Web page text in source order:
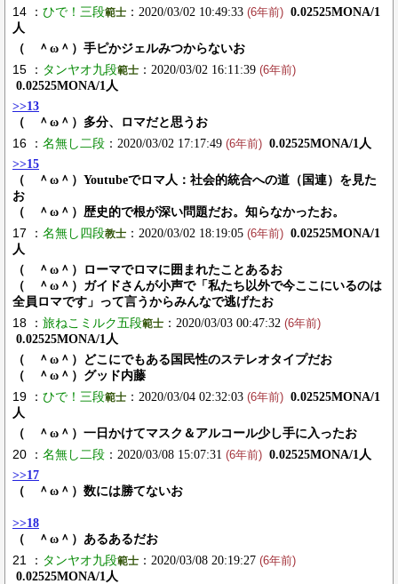
14 ： ひで！三段範士 ：2020/03/02 10:49:33 (6年前) 0.02525MONA/1
人
（ ＾ω＾）手ピかジェルみつからないお
15 ： タンヤオ九段範士 ：2020/03/02 16:11:39 (6年前)
0.02525MONA/1人
>>13
（ ＾ω＾）多分、ロマだと思うお
16 ： 名無し二段 ：2020/03/02 17:17:49 (6年前) 0.02525MONA/1人
>>15
（ ＾ω＾）Youtubeでロマ人：社会的統合への道（国連）を見た
お
（ ＾ω＾）歴史的で根が深い問題だお。知らなかったお。
17 ： 名無し四段教士 ：2020/03/02 18:19:05 (6年前) 0.02525MONA/1
人
（ ＾ω＾）ローマでロマに囲まれたことあるお
（ ＾ω＾）ガイドさんが小声で「私たち以外で今ここにいるのは
全員ロマです」って言うからみんなで逃げたお
18 ： 旅ねこミルク五段範士 ：2020/03/03 00:47:32 (6年前)
0.02525MONA/1人
（ ＾ω＾）どこにでもある国民性のステレオタイプだお
（ ＾ω＾）グッド内藤
19 ： ひで！三段範士 ：2020/03/04 02:32:03 (6年前) 0.02525MONA/1
人
（ ＾ω＾）一日かけてマスク＆アルコール少し手に入ったお
20 ： 名無し二段 ：2020/03/08 15:07:31 (6年前) 0.02525MONA/1人
>>17
（ ＾ω＾）数には勝てないお
>>18
（ ＾ω＾）あるあるだお
21 ： タンヤオ九段範士 ：2020/03/08 20:19:27 (6年前)
0.02525MONA/1人